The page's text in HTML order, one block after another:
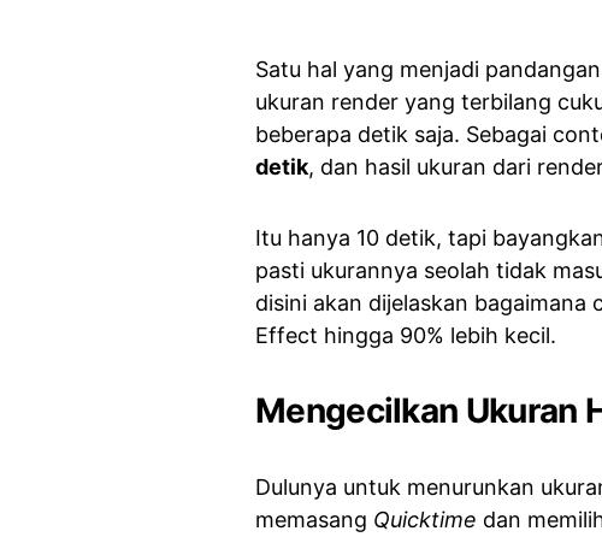
Satu hal yang menjadi
ukuran render yang terbilang
beberapa detik saja. Sebagai
detik, dan hasil ukuran dari
Itu hanya 10 detik, tapi
pasti ukurannya seolah tidak
disini akan dijelaskan
Effect hingga 90% lebih kecil.
Mengecilkan Ukuran
Dulunya untuk menurunkan
memasang Quicktime dan